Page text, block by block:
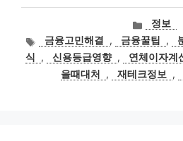
카
테
고
리
정보
태금융고민해결 , 금융꿀팁 ,
식
, 신용등급영향 , 연체이자계
을때대처
, 재테크정보 ,